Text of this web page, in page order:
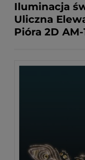
Iluminacja
Uliczna
Pióra 2D